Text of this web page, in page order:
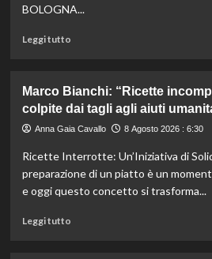
BOLOGNA...
Leggi tuttoLeggi
Emilia-
Romagna
investe
milioni
per
valorizzare
Marco Bianchi: “Ricette
colpite dai tagli agli aiuti
Anna Gaia Cavallo 8 Agosto 2026 : 6:30
Ricette Interrotte: Un’Iniziativa di
preparazione di un piatto è un
e oggi questo concetto si trasforma...
Leggi tuttoLeggi